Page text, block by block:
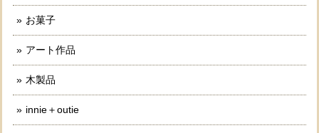
お菓子
アート作品
木製品
innie＋outie